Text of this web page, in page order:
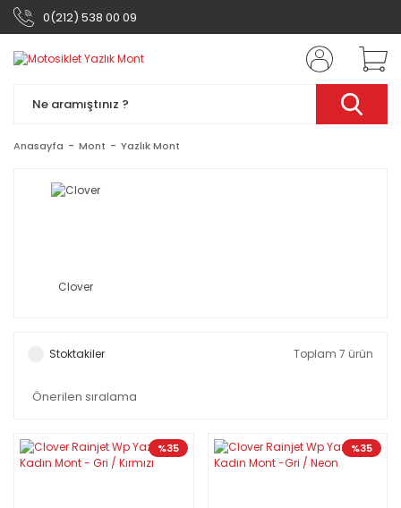
0(212) 538 00 09
Anasayfa Mont Yazlık Mont
Clover
Stoktakiler Toplam 7 ürün
%35 %35